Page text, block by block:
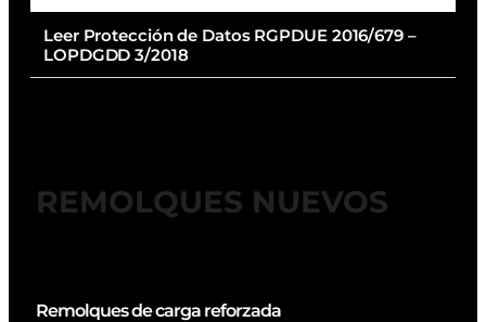
Leer Protección de Datos RGPDUE 2016/679 –
LOPDGDD 3/2018
REMOLQUES NUEVOS
Remolques de carga reforzada